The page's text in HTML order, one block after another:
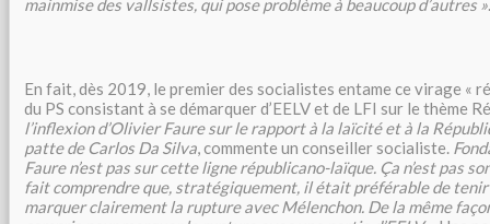
mainmise des vallsistes, qui pose problème à beaucoup d’autres ».
En fait, dès 2019, le premier des socialistes entame ce virage «
du PS consistant à se démarquer d’EELV et de LFI sur le thème
l’inflexion d’Olivier Faure sur le rapport à la laïcité et à la
patte de Carlos Da Silva, commente un conseiller socialiste.
Faure n’est pas sur cette ligne républicano-laïque. Ça n’est pas
fait comprendre que, stratégiquement, il était préférable de
marquer clairement la rupture avec Mélenchon. De la même